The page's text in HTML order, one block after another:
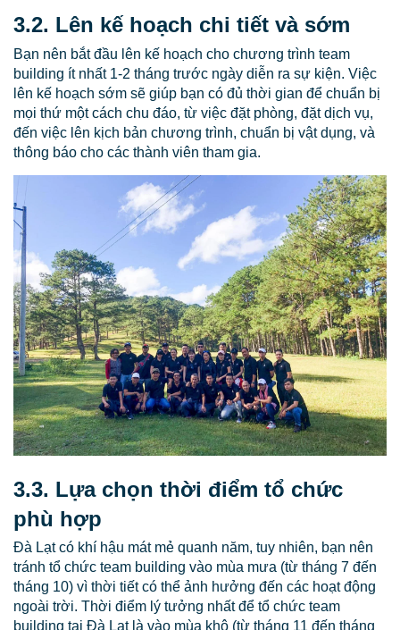
3.2. Lên kế hoạch chi tiết và sớm
Bạn nên bắt đầu lên kế hoạch cho chương trình team
building ít nhất 1-2 tháng trước ngày diễn ra sự kiện. Việc
lên kế hoạch sớm sẽ giúp bạn có đủ thời gian để chuẩn bị
mọi thứ một cách chu đáo, từ việc đặt phòng, đặt dịch vụ,
đến việc lên kịch bản chương trình, chuẩn bị vật dụng, và
thông báo cho các thành viên tham gia.
3.3. Lựa chọn thời điểm tổ chức
phù hợp
Đà Lạt có khí hậu mát mẻ quanh năm, tuy nhiên, bạn nên
tránh tổ chức team building vào mùa mưa (từ tháng 7 đến
tháng 10) vì thời tiết có thể ảnh hưởng đến các hoạt động
ngoài trời. Thời điểm lý tưởng nhất để tổ chức team
building tại Đà Lạt là vào mùa khô (từ tháng 11 đến tháng